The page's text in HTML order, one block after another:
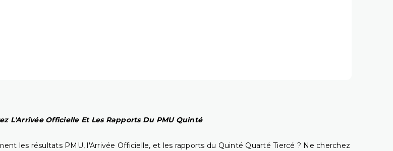
L'Arrivée Officielle Et Les Rapports Du PMU Quinté
les résultats PMU, l'Arrivée Officielle, et les rapports du Quinté Quarté Tiercé ? Ne cherchez